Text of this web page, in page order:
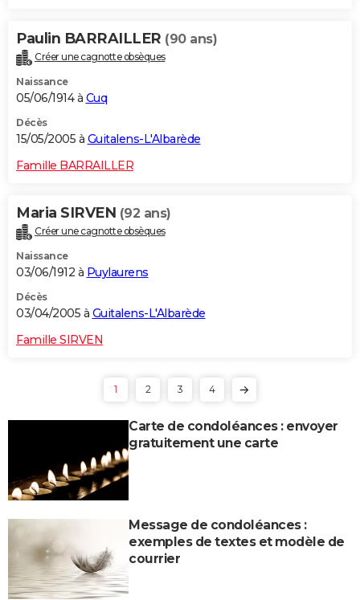
Paulin BARRAILLER (90 ans)
Créer une cagnotte obsèques
Naissance
05/06/1914 à Cuq
Décès
15/05/2005 à Guitalens-L'Albarède
Famille BARRAILLER
Maria SIRVEN (92 ans)
Créer une cagnotte obsèques
Naissance
03/06/1912 à Puylaurens
Décès
03/04/2005 à Guitalens-L'Albarède
Famille SIRVEN
1 2 3 4
Carte de condoléances : envoyer
gratuitement une carte
Message de condoléances :
exemples de textes et modèle de
courrier